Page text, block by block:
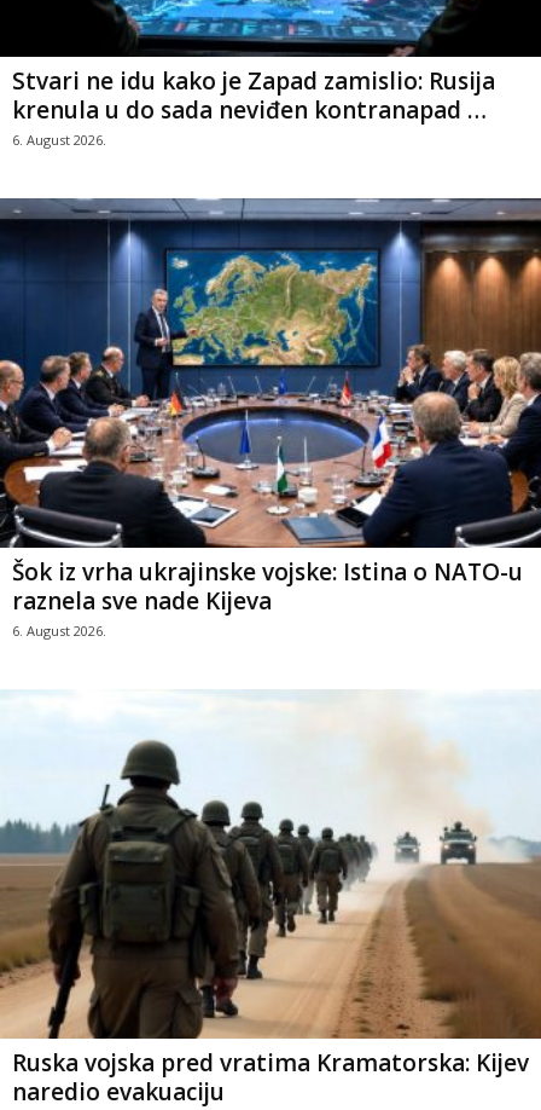
Stvari ne idu kako je Zapad zamislio: Rusija
krenula u do sada neviđen kontranapad …
6. August 2026.
Šok iz vrha ukrajinske vojske: Istina o NATO-u
raznela sve nade Kijeva
6. August 2026.
Ruska vojska pred vratima Kramatorska: Kijev
naredio evakuaciju